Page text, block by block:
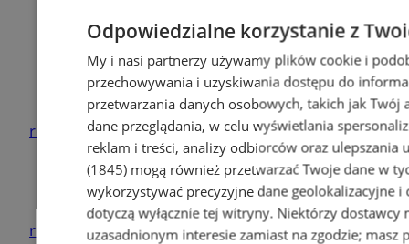
Stacje paliw
Warsztaty, mechanik, serwis,
diagnostyka
reklama
Tworzenie stron www - Piekary
Śląskie
reklama
Odpowiedzialne korzystanie z
My i nasi partnerzy używamy plików cookie i
przechowywania i uzyskiwania dostępu do
przetwarzania danych osobowych, takich jak
dane przeglądania, w celu wyświetlania
reklam i treści, analizy odbiorców oraz ulepszania
(1845)mogą również przetwarzać Twoje dane w
wykorzystywać precyzyjne dane geolokalizacyjne
dotyczą wyłącznie tej witryny. Niektórzy dostawcy
uzasadnionym interesie zamiast na zgodzie; masz